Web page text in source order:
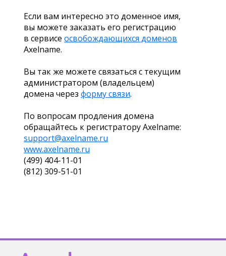
Если вам интересно это доменное имя,
вы можете заказать его регистрацию
в сервисе освобождающихся доменов
Axelname.
Вы так же можете связаться с текущим
администратором (владельцем)
домена через форму связи.
По вопросам продления домена
обращайтесь к регистратору Axelname:
support@axelname.ru
www.axelname.ru
(499) 404-11-01
(812) 309-51-01